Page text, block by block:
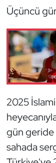
Üçüncü
2025
gün geride
sahada
E-
Eskrim
Futbol
Futsal
Genel